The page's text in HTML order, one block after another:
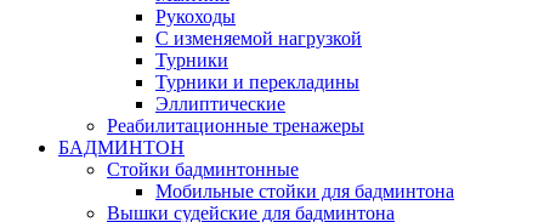
Рукоходы
С изменяемой нагрузкой
Турники
Турники и перекладины
Эллиптические
Реабилитационные тренажеры
БАДМИНТОН
Стойки бадминтонные
Мобильные стойки для бадминтона
Вышки судейские для бадминтона